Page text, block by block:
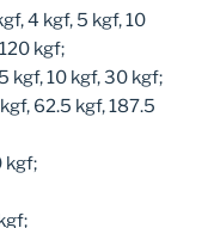
4 kgf, 5 kgf, 10
kgf;
kgf, 10 kgf, 30 kgf;
62.5 kgf, 187.5
kgf;